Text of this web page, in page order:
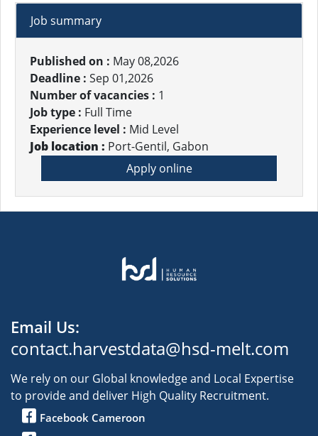
Job summary
Published on : May 08,2026
Deadline : Sep 01,2026
Number of vacancies : 1
Job type : Full Time
Experience level : Mid Level
Job location : Port-Gentil, Gabon
Apply online
Email Us:
contact.harvestdata@hsd-melt.com
We rely on our Global knowledge and Local Expertise
to provide and deliver High Quality Recruitment.
Facebook Cameroon